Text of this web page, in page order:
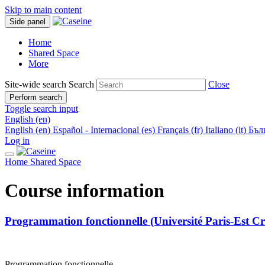
Skip to main content
Side panel
Home
Shared Space
More
Site-wide search Search Close
Perform search
Toggle search input
English ‎(en)‎
English ‎(en)‎ Español - Internacional ‎(es)‎ Français ‎(fr)‎ Italiano ‎(it)‎
Log in
Home Shared Space
Course information
Programmation fonctionnelle (Université Paris-Est